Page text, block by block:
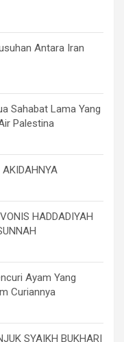
Antara Iran
Sahabat Lama Yang
Palestina
HADDADIYAH
Ayam Yang
Curiannya
SYAIKH BUKHARI